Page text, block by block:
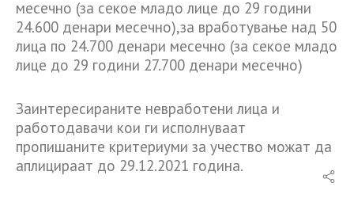
месечно (за секое младо лице до 29 години
24.600 денари месечно),за вработување над 50
лица по 24.700 денари месечно (за секое младо
лице до 29 години 27.700 денари месечно)
Заинтересираните невработени лица и
работодавачи кои ги исполнуваат
пропишаните критериуми за учество можат да
аплицираат до 29.12.2021 година.